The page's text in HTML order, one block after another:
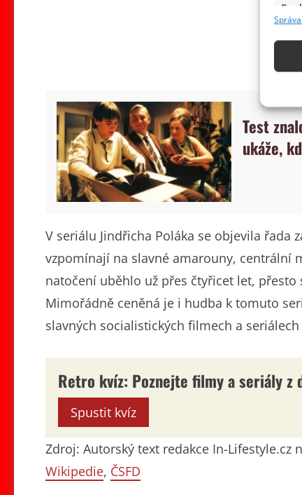
Test
ukáže,
V seriálu Jindřicha Poláka se objevila řada
vzpomínají na slavné amarouny, centrální
natočení uběhlo už přes čtyřicet let,
Mimořádně ceněná je i hudba k tomuto
slavných socialistických filmech a
Retro kvíz: Poznejte filmy a seriály z
Spustit kvíz
Zdroj: Autorský text redakce In-
Wikipedie, ČSFD